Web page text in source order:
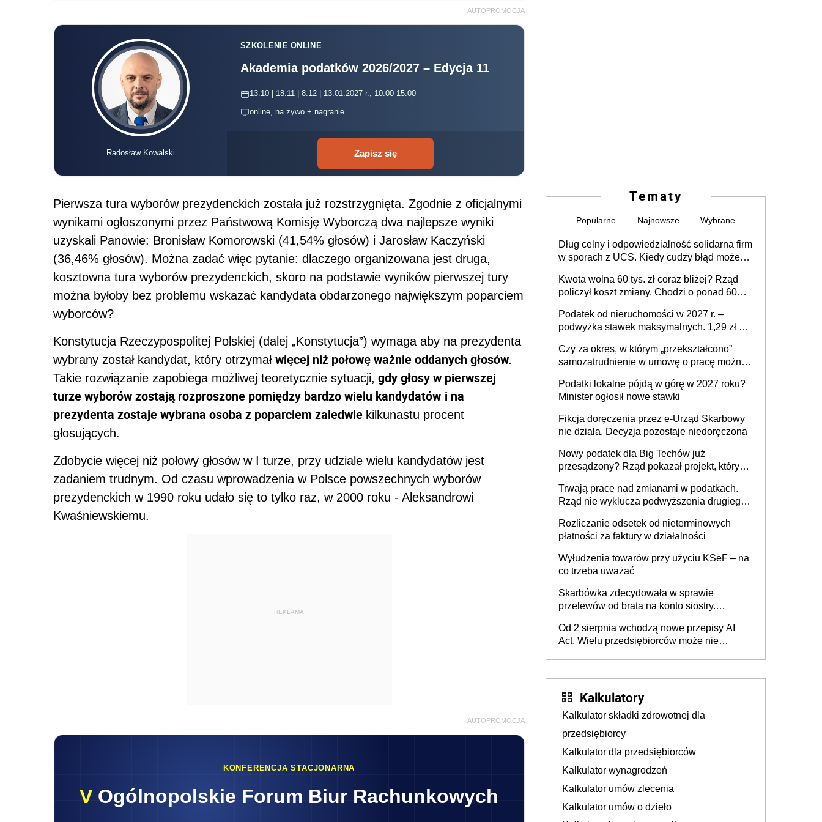
AUTOPROMOCJA
Radosław Kowalski
SZKOLENIE ONLINE
Akademia podatków 2026/2027 – Edycja 11
13.10 | 18.11 | 8.12 | 13.01.2027 r., 10:00-15:00
online, na żywo + nagranie
Zapisz się
Pierwsza tura wyborów prezydenckich została już rozstrzygnięta. Zgodnie z oficjalnymi
wynikami ogłoszonymi przez Państwową Komisję Wyborczą dwa najlepsze wyniki
uzyskali Panowie: Bronisław Komorowski (41,54% głosów) i Jarosław Kaczyński
(36,46% głosów). Można zadać więc pytanie: dlaczego organizowana jest druga,
kosztowna tura wyborów prezydenckich, skoro na podstawie wyników pierwszej tury
można byłoby bez problemu wskazać kandydata obdarzonego największym poparciem
wyborców?
Konstytucja Rzeczypospolitej Polskiej (dalej „Konstytucja”) wymaga aby na prezydenta
wybrany został kandydat, który otrzymał więcej niż połowę ważnie oddanych głosów.
Takie rozwiązanie zapobiega możliwej teoretycznie sytuacji, gdy głosy w pierwszej
turze wyborów zostają rozproszone pomiędzy bardzo wielu kandydatów i na
prezydenta zostaje wybrana osoba z poparciem zaledwie kilkunastu procent
głosujących.
Zdobycie więcej niż połowy głosów w I turze, przy udziale wielu kandydatów jest
zadaniem trudnym. Od czasu wprowadzenia w Polsce powszechnych wyborów
prezydenckich w 1990 roku udało się to tylko raz, w 2000 roku - Aleksandrowi
Kwaśniewskiemu.
REKLAMA
AUTOPROMOCJA
KONFERENCJA STACJONARNA
V Ogólnopolskie Forum Biur Rachunkowych
Tematy
Popularne Najnowsze Wybrane
Dług celny i odpowiedzialność solidarna firm
w sporach z UCS. Kiedy cudzy błąd może
Kwota wolna 60 tys. zł coraz bliżej? Rząd
policzył koszt zmiany. Chodzi o ponad 60
Podatek od nieruchomości w 2027 r. –
podwyżka stawek maksymalnych. 1,29 zł za
budynków i lokali związanych z
prowadzeniem działalności gospodarczej
Czy za okres, w którym „przekształcono”
samozatrudnienie w umowę o pracę można
umowy cywilnoprawnej jedynym
racjonalnym wyjściem
Podatki lokalne pójdą w górę w 2027 roku?
Minister ogłosił nowe stawki
Fikcja doręczenia przez e-Urząd Skarbowy
nie działa. Decyzja pozostaje niedoręczona
Nowy podatek dla Big Techów już
przesądzony? Rząd pokazał projekt, który
Trwają prace nad zmianami w podatkach.
Rząd nie wyklucza podwyższenia drugiego
Rozliczanie odsetek od nieterminowych
płatności za faktury w działalności
Wyłudzenia towarów przy użyciu KSeF – na
co trzeba uważać
Skarbówka zdecydowała w sprawie
przelewów od brata na konto siostry.
darowizna, ale podatku jednak nie będzie
Od 2 sierpnia wchodzą nowe przepisy AI
Act. Wielu przedsiębiorców może nie
Kalkulatory
Kalkulator składki zdrowotnej dla
przedsiębiorcy
Kalkulator dla przedsiębiorców
Kalkulator wynagrodzeń
Kalkulator umów zlecenia
Kalkulator umów o dzieło